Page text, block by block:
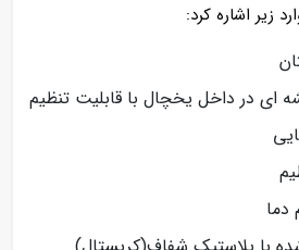
زیر اشاره کرد:
ای در داخل یخچال با قابلیت تنظیم
دما